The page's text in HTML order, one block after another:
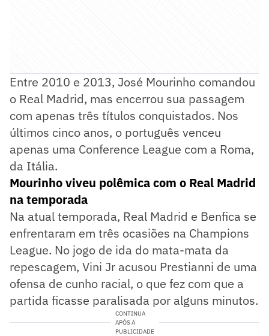
Entre 2010 e 2013, José Mourinho comandou
o Real Madrid, mas encerrou sua passagem
com apenas três títulos conquistados. Nos
últimos cinco anos, o português venceu
apenas uma Conference League com a Roma,
da Itália.
Mourinho viveu polêmica com o Real Madrid
na temporada
Na atual temporada, Real Madrid e Benfica se
enfrentaram em três ocasiões na Champions
League. No jogo de ida do mata-mata da
repescagem, Vini Jr acusou Prestianni de uma
ofensa de cunho racial, o que fez com que a
partida ficasse paralisada por alguns minutos.
CONTINUA
APÓS A
PUBLICIDADE